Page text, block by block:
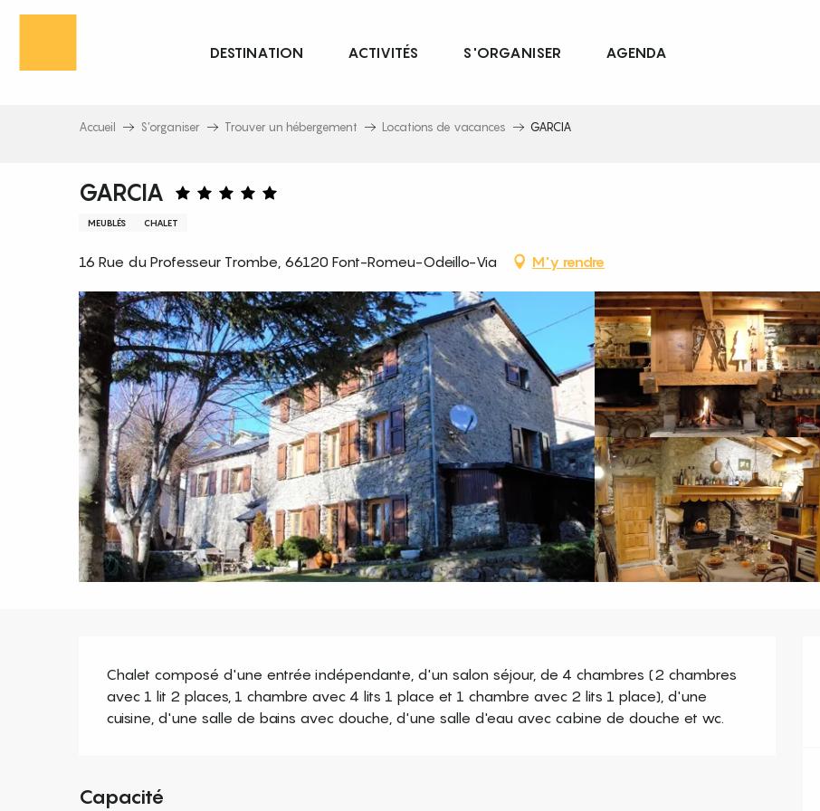
Aller
principal
DESTINATION ACTIVITÉS S'ORGANISER AGENDA
Accueil S’organiser Trouver un hébergement Locations de vacances GARCIA
GARCIA
MEUBLÉS CHALET
16 Rue du Professeur Trombe, 66120 Font-Romeu-Odeillo-Via M'y rendre
Description
Chalet composé d'une entrée indépendante, d'un salon séjour, de 4 chambres (2 chambres
avec 1 lit 2 places, 1 chambre avec 4 lits 1 place et 1 chambre avec 2 lits 1 place), d'une
cuisine, d'une salle de bains avec douche, d'une salle d'eau avec cabine de douche et wc.
Capacité